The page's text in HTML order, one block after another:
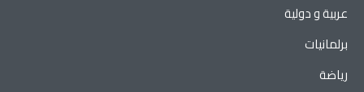
عربية و دولية
برلمانيات
رياضة